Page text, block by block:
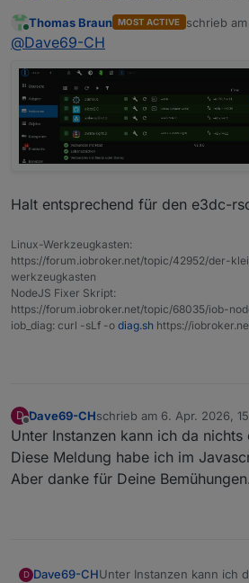
Online
Thomas Braun MOST ACTIVE schrieb am
zuletzt
@Dave69-CH
Halt entsprechend für den e3dc-
Linux-Werkzeugkasten:
https://forum.iobroker.net/topic/42952/der-
werkzeugkasten
NodeJS Fixer Skript:
https://forum.iobroker.net/topic/68035/iob-
iob_diag: curl -sLf -o diag.sh https://
D
Offline
Dave69-CHschrieb am 6. Apr. 2026,
zuletzt editiert von
Unter Instanzen kann ich da nichts
Diese Meldung habe ich im
Aber danke für Deine Bemühungen.
D Dave69-CHUnter Instanzen kann ich